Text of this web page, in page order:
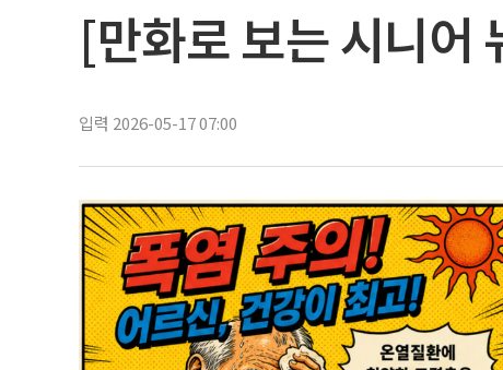
[만화로 보는 시니
입력 2026-05-17 07:00